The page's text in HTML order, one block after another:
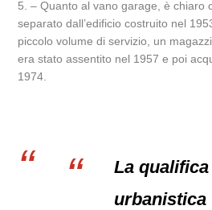
5. – Quanto al vano garage, è chiaro
separato dall’edificio costruito nel
piccolo volume di servizio, un
era stato assentito nel 1957 e poi
1974.
La
urbanistica